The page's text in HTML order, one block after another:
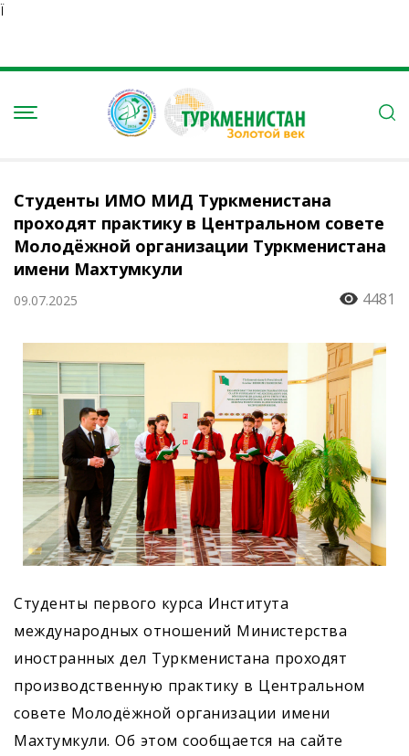
Ï
Студенты ИМО МИД Туркменистана
проходят практику в Центральном совете
Молодёжной организации Туркменистана
имени Махтумкули
09.07.2025 4481
Студенты первого курса Института
международных отношений Министерства
иностранных дел Туркменистана проходят
производственную практику в Центральном
совете Молодёжной организации имени
Махтумкули. Об этом сообщается на сайте